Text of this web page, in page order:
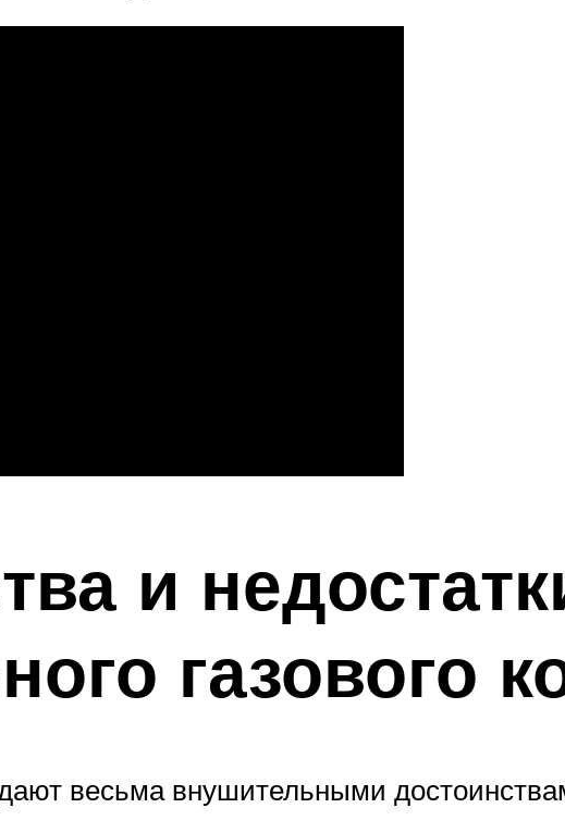
и
газового
весьма внушительными